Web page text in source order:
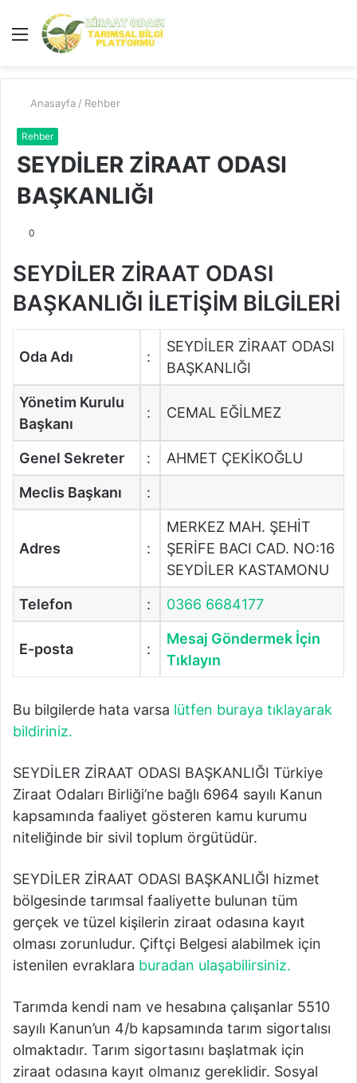
Menü
...
Anasayfa / Rehber
Rehber
SEYDİLER ZİRAAT ODASI
BAŞKANLIĞI
0
SEYDİLER ZİRAAT ODASI
BAŞKANLIĞI İLETİŞİM BİLGİLERİ
Oda Adı :
SEYDİLER ZİRAAT ODASI
BAŞKANLIĞI
Yönetim Kurulu
Başkanı
: CEMAL EĞİLMEZ
Genel Sekreter : AHMET ÇEKİKOĞLU
Meclis Başkanı :
Adres :
MERKEZ MAH. ŞEHİT
ŞERİFE BACI CAD. NO:16
SEYDİLER KASTAMONU
Telefon : 0366 6684177
E-posta :
Mesaj Göndermek İçin
Tıklayın
Bu bilgilerde hata varsa lütfen buraya tıklayarak
bildiriniz.
SEYDİLER ZİRAAT ODASI BAŞKANLIĞI Türkiye
Ziraat Odaları Birliği’ne bağlı 6964 sayılı Kanun
kapsamında faaliyet gösteren kamu kurumu
niteliğinde bir sivil toplum örgütüdür.
SEYDİLER ZİRAAT ODASI BAŞKANLIĞI hizmet
bölgesinde tarımsal faaliyette bulunan tüm
gerçek ve tüzel kişilerin ziraat odasına kayıt
olması zorunludur. Çiftçi Belgesi alabilmek için
istenilen evraklara buradan ulaşabilirsiniz.
Tarımda kendi nam ve hesabına çalışanlar 5510
sayılı Kanun’un 4/b kapsamında tarım sigortalısı
olmaktadır. Tarım sigortasını başlatmak için
ziraat odasına kayıt olmanız gereklidir. Sosyal